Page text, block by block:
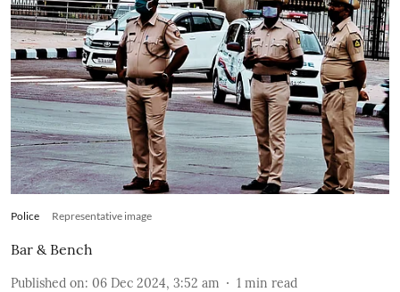
Police Representative image
Bar & Bench
Published on: 06 Dec 2024, 3:52 am 1 min read